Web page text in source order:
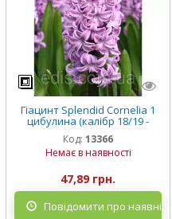
Гіацинт Splendid Cornelia 1
цибулина (калібр 18/19 -
дуже великий)
Код: 13366
Немає в наявності
47,89 грн.
Повідомити про наявність